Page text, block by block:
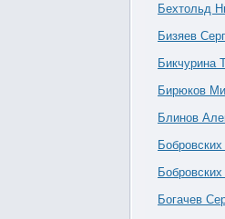
Бехтольд
Бизяев
Бикчурина
Бирюков
Блинов
Богачев